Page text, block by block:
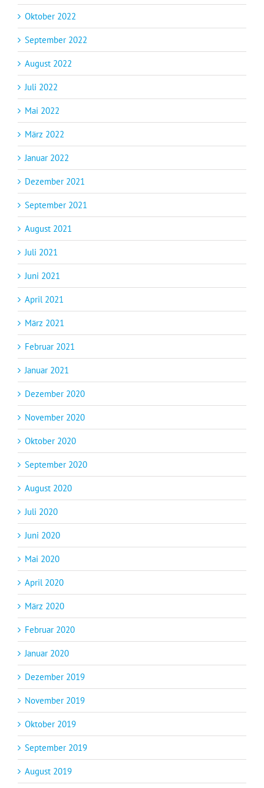
Oktober 2022
September 2022
August 2022
Juli 2022
Mai 2022
März 2022
Januar 2022
Dezember 2021
September 2021
August 2021
Juli 2021
Juni 2021
April 2021
März 2021
Februar 2021
Januar 2021
Dezember 2020
November 2020
Oktober 2020
September 2020
August 2020
Juli 2020
Juni 2020
Mai 2020
April 2020
März 2020
Februar 2020
Januar 2020
Dezember 2019
November 2019
Oktober 2019
September 2019
August 2019